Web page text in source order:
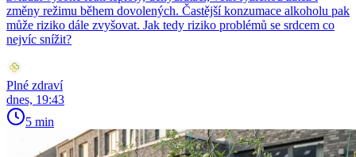
změny režimu během dovolených. Častější konzumace alkoholu pak
může riziko dále zvyšovat. Jak tedy riziko problémů se srdcem co
nejvíc snížit?
Plné zdraví
dnes, 19:43
5 min